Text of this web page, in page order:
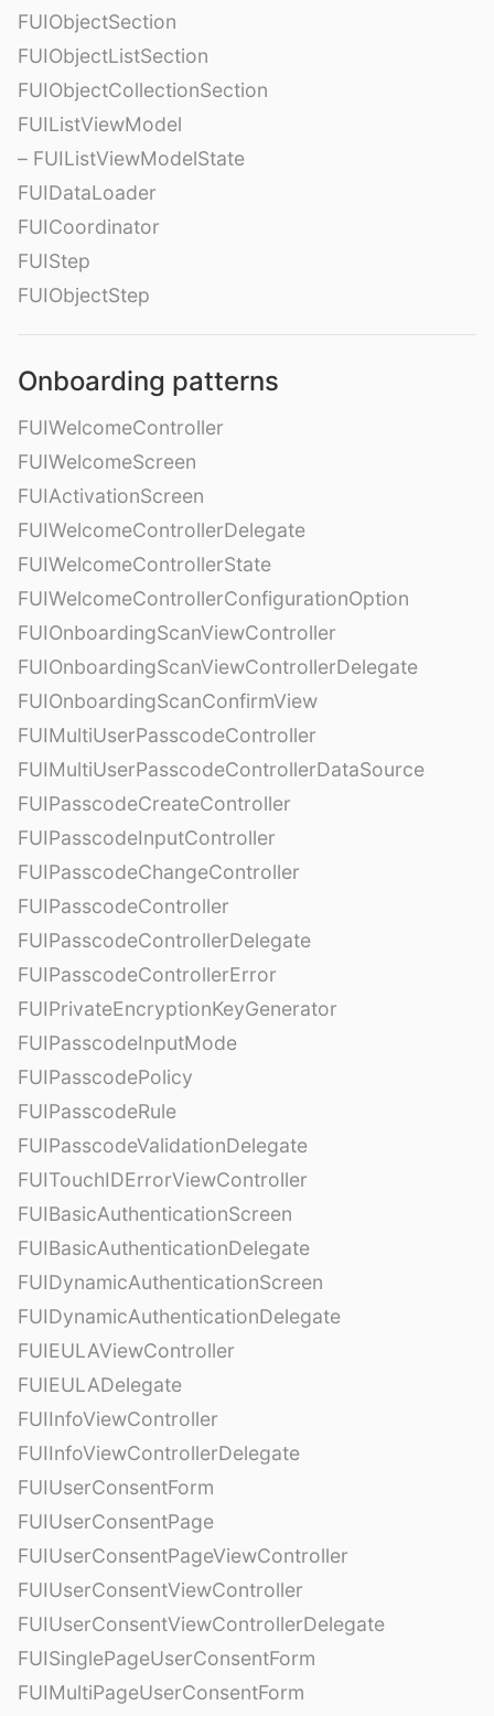
FUIObjectSection
FUIObjectListSection
FUIObjectCollectionSection
FUIListViewModel
– FUIListViewModelState
FUIDataLoader
FUICoordinator
FUIStep
FUIObjectStep
Onboarding patterns
FUIWelcomeController
FUIWelcomeScreen
FUIActivationScreen
FUIWelcomeControllerDelegate
FUIWelcomeControllerState
FUIWelcomeControllerConfigurationOption
FUIOnboardingScanViewController
FUIOnboardingScanViewControllerDelegate
FUIOnboardingScanConfirmView
FUIMultiUserPasscodeController
FUIMultiUserPasscodeControllerDataSource
FUIPasscodeCreateController
FUIPasscodeInputController
FUIPasscodeChangeController
FUIPasscodeController
FUIPasscodeControllerDelegate
FUIPasscodeControllerError
FUIPrivateEncryptionKeyGenerator
FUIPasscodeInputMode
FUIPasscodePolicy
FUIPasscodeRule
FUIPasscodeValidationDelegate
FUITouchIDErrorViewController
FUIBasicAuthenticationScreen
FUIBasicAuthenticationDelegate
FUIDynamicAuthenticationScreen
FUIDynamicAuthenticationDelegate
FUIEULAViewController
FUIEULADelegate
FUIInfoViewController
FUIInfoViewControllerDelegate
FUIUserConsentForm
FUIUserConsentPage
FUIUserConsentPageViewController
FUIUserConsentViewController
FUIUserConsentViewControllerDelegate
FUISinglePageUserConsentForm
FUIMultiPageUserConsentForm